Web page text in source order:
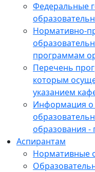
Федеральные
Нормативно-
программам
Перечень
которым
указанием
Информация о
образования -
Аспирантам
Нормативные